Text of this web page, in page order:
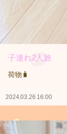
子連れ2人旅
荷物🧳
2024.03.26 16:00